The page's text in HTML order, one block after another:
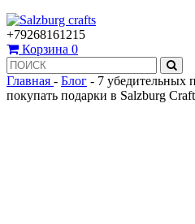
+79268161215
Корзина 0
Главная - Блог - 7 убедительных
покупать подарки в Salzburg